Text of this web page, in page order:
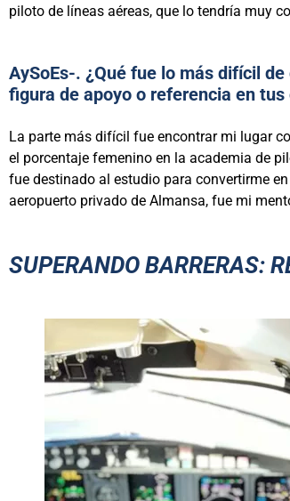
piloto de líneas aéreas, que lo tendría muy
AySoEs-. ¿Qué fue lo más difícil
figura de apoyo o referencia en tus
La parte más difícil fue encontrar mi lugar
el porcentaje femenino en la academia de
fue destinado al estudio para convertirme
aeropuerto privado de Almansa, fue mi
SUPERANDO BARRERAS: